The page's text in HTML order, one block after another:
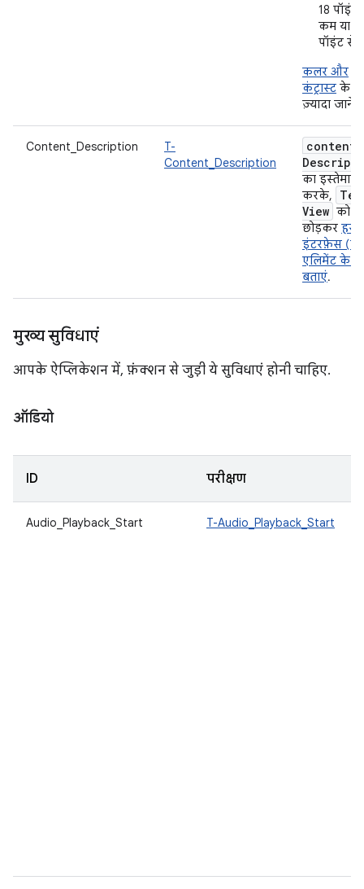
18 पॉइंट
कम या
पॉइंट से
कलर और
कंट्रास्ट के
ज़्यादा जानें.
Content_Description
T-
Content_Description
content
का इस्तेमाल
करके,
View को
छोड़कर हर
इंटरफ़ेस
एलिमेंट के
बताएं.
मुख्य सुविधाएं
आपके ऐप्लिकेशन में, फ़ंक्शन से जुड़ी ये सुविधाएं होनी चाहिए.
ऑडियो
ID परीक्षण
Audio_Playback_Start T-Audio_Playback_Start